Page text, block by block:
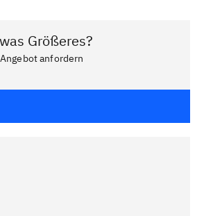
Größeres?
anfordern